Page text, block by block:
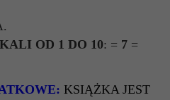
OD 1 DO 10: = 7 =
KSIĄŻKA JEST